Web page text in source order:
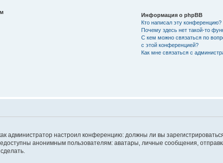
Информация о phpBB
Кто написал эту конференцию?
Почему здесь нет такой-то
С кем можно связаться по
с этой конференцией?
Как мне связаться с
администратор настроил конференцию: должны ли вы
анонимным пользователям: аватары, личные сообщения,